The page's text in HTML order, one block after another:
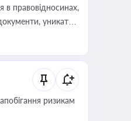
в правовідносинах,
уникати
ризикам